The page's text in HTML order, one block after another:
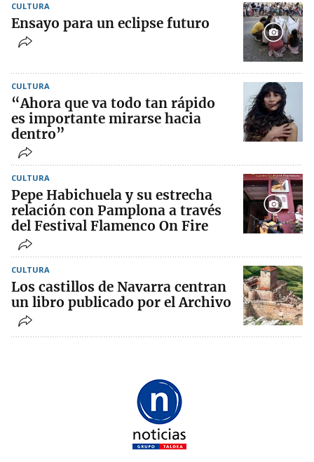
CULTURA
Ensayo para un eclipse futuro
CULTURA
“Ahora que va todo tan rápido
es importante mirarse hacia
dentro”
CULTURA
Pepe Habichuela y su estrecha
relación con Pamplona a través
del Festival Flamenco On Fire
CULTURA
Los castillos de Navarra centran
un libro publicado por el Archivo